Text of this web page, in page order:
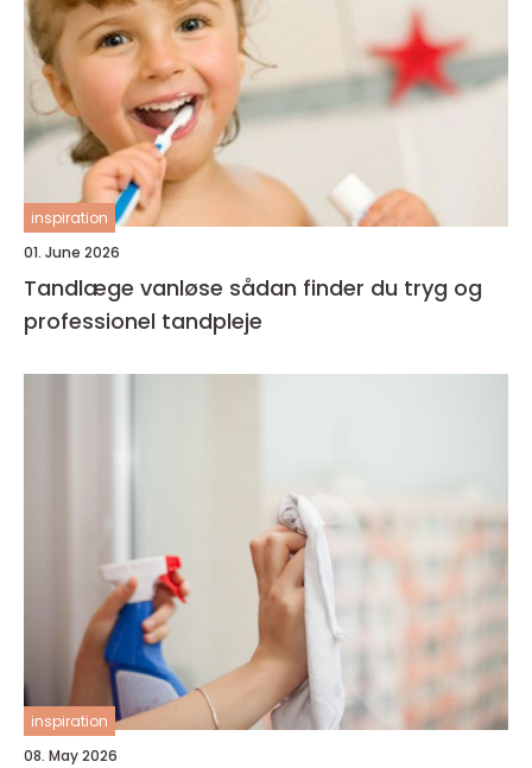
inspiration
01. June 2026
Tandlæge vanløse sådan finder du tryg og
professionel tandpleje
inspiration
08. May 2026